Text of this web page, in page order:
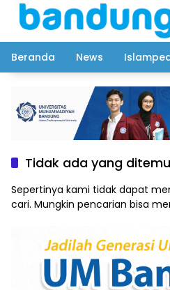
Langsung
Beranda
News
Tidak ada yang
Sepertinya kami tidak dapat
cari. Mungkin pencarian bisa